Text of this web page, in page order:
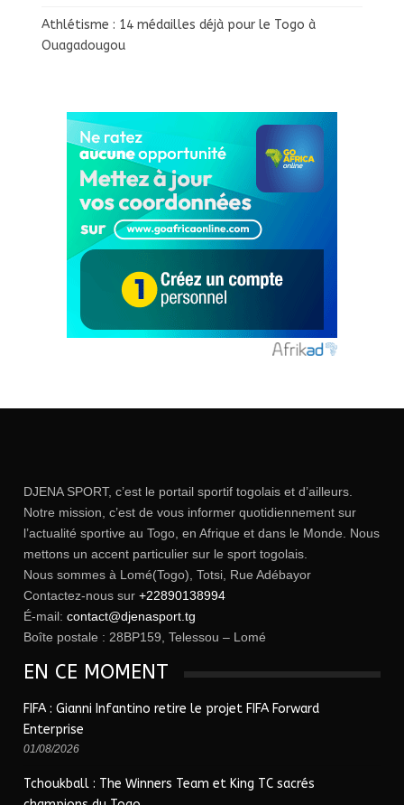
Athlétisme : 14 médailles déjà pour le Togo à
Ouagadougou
DJENA SPORT, c’est le portail sportif togolais et d’ailleurs.
Notre mission, c’est de vous informer quotidiennement sur
l’actualité sportive au Togo, en Afrique et dans le Monde. Nous
mettons un accent particulier sur le sport togolais.
Nous sommes à Lomé(Togo), Totsi, Rue Adébayor
Contactez-nous sur +22890138994
É-mail: contact@djenasport.tg
Boîte postale : 28BP159, Telessou – Lomé
EN CE MOMENT
FIFA : Gianni Infantino retire le projet FIFA Forward
Enterprise
01/08/2026
Tchoukball : The Winners Team et King TC sacrés